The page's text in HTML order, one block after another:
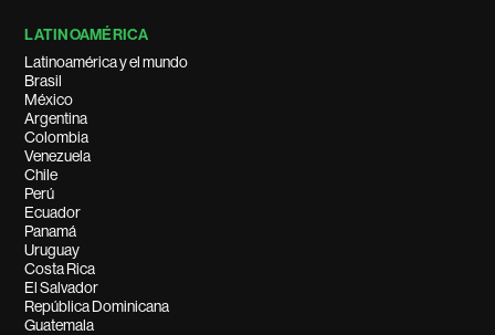
LATINOAMÉRICA
Latinoamérica y el mundo
Brasil
México
Argentina
Colombia
Venezuela
Chile
Perú
Ecuador
Panamá
Uruguay
Costa Rica
El Salvador
República Dominicana
Guatemala